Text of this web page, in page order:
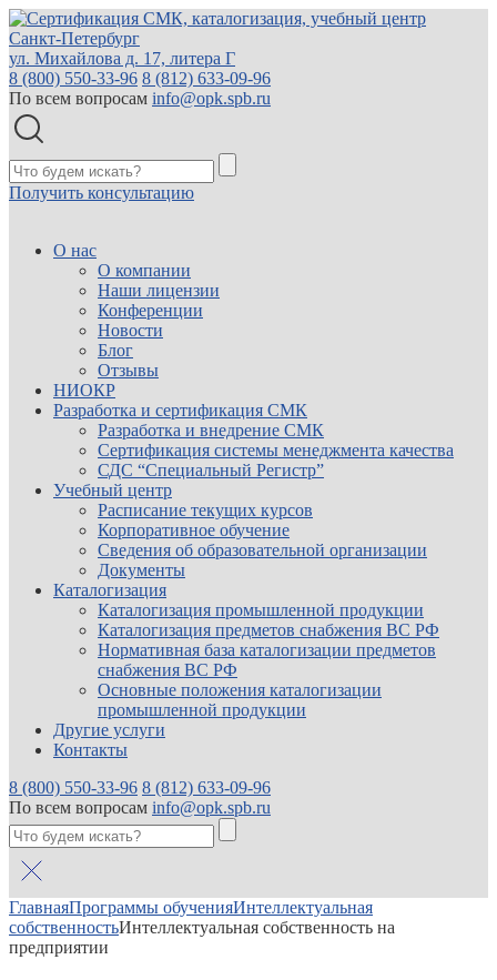
Санкт-Петербург
ул. Михайлова д. 17, литера Г
8 (800) 550-33-96 8 (812) 633-09-96
По всем вопросам info@opk.spb.ru
Получить консультацию
О нас
О компании
Наши лицензии
Конференции
Новости
Блог
Отзывы
НИОКР
Разработка и сертификация СМК
Разработка и внедрение СМК
Сертификация системы менеджмента качества
СДС “Специальный Регистр”
Учебный центр
Расписание текущих курсов
Корпоративное обучение
Сведения об образовательной организации
Документы
Каталогизация
Каталогизация промышленной продукции
Каталогизация предметов снабжения ВС РФ
Нормативная база каталогизации предметов
снабжения ВС РФ
Основные положения каталогизации
промышленной продукции
Другие услуги
Контакты
8 (800) 550-33-96 8 (812) 633-09-96
По всем вопросам info@opk.spb.ru
ГлавнаяПрограммы обученияИнтеллектуальная
собственностьИнтеллектуальная собственность на
предприятии